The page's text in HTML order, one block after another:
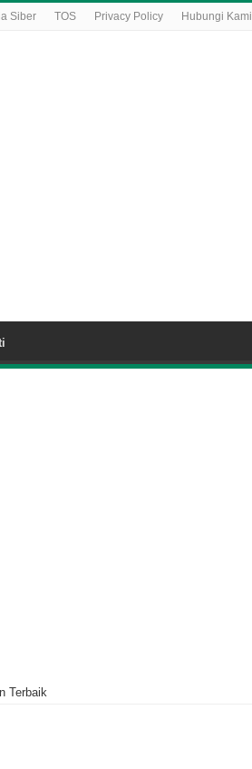
Siber TOS Privacy Policy Hubungi Kami
Terbaik